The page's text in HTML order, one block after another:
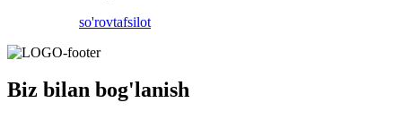
so'rovtafsilot
Biz bilan bog'lanish